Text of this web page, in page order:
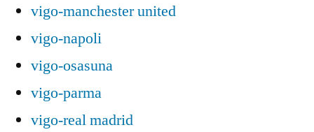
vigo-manchester united
vigo-napoli
vigo-osasuna
vigo-parma
vigo-real madrid